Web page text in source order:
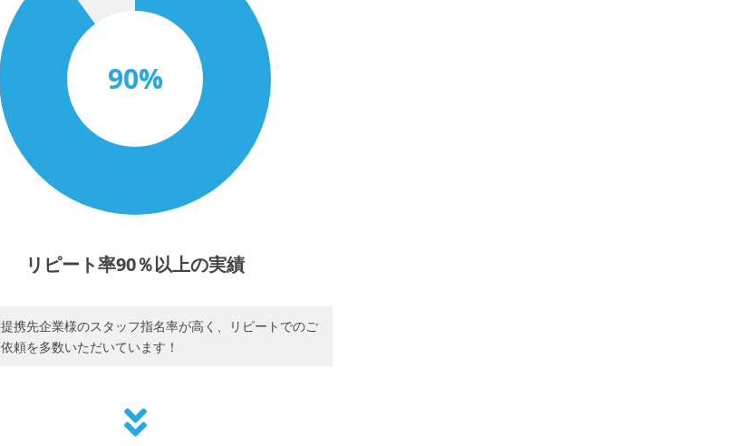
リピート率90％以上の実績
提携先企業様のスタッフ指名率が⾼く、リピートでのご
依頼を多数いただいています！